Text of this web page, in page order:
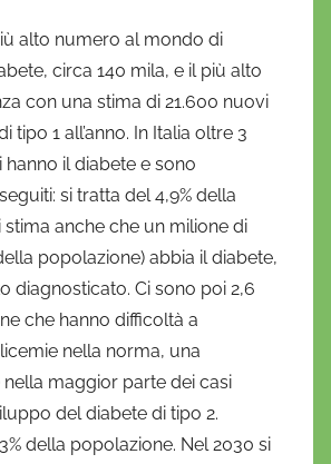
alto numero al mondo di
circa 140 mila, e il più alto
con una stima di 21.600 nuovi
tipo 1 all’anno. In Italia oltre 3
hanno il diabete e sono
si tratta del 4,9% della
stima anche che un milione di
popolazione) abbia il diabete,
diagnosticato. Ci sono poi 2,6
che hanno difficoltà a
nella norma, una
maggior parte dei casi
del diabete di tipo 2.
della popolazione. Nel 2030 si